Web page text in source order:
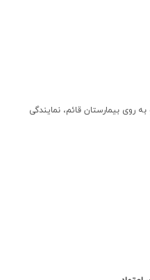
به روی بیمارستان قائم، نمایندگی